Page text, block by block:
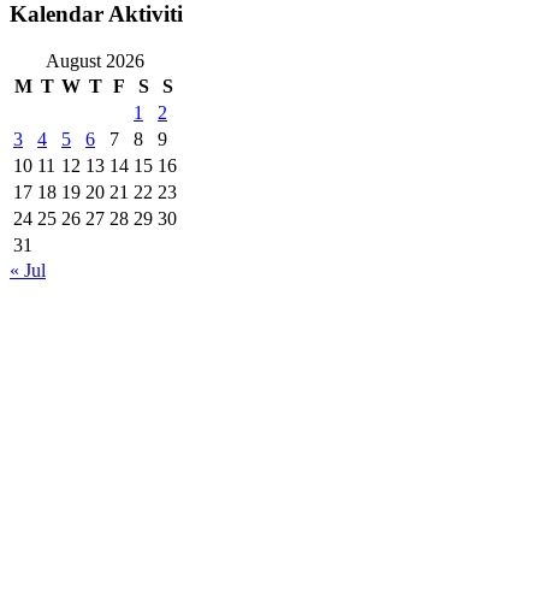
Kalendar Aktiviti
August 2026
M T W T F S
S
1
2
3
4 5 6 7 8
9
10 11 12 13 14 15 16
17 18 19 20 21 22 23
24 25 26 27 28 29 30
31
« Jul